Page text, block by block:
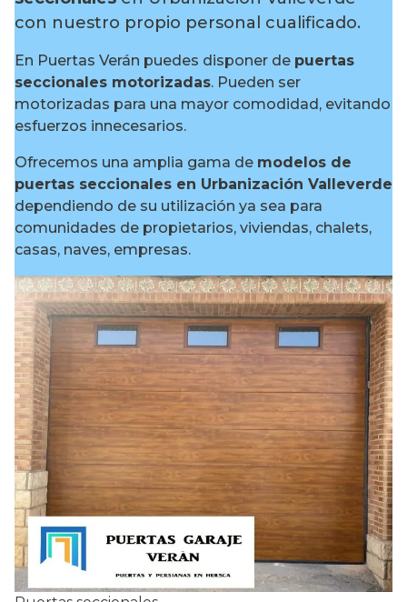
con nuestro propio personal cualificado.
En Puertas Verán puedes disponer de puertas
seccionales motorizadas. Pueden ser
motorizadas para una mayor comodidad, evitando
esfuerzos innecesarios.
Ofrecemos una amplia gama de modelos de
puertas seccionales en Urbanización Valleverde
dependiendo de su utilización ya sea para
comunidades de propietarios, viviendas, chalets,
casas, naves, empresas.